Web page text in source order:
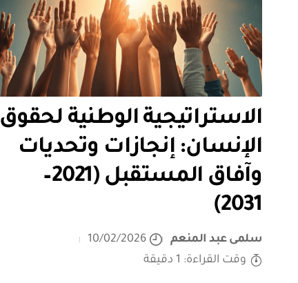
الاستراتيجية الوطنية لحقوق
الإنسان: إنجازات وتحديات
وآفاق المستقبل (2021–
2031)
سلمى عبد المنعم
10/02/2026
وقت القراءة: 1 دقيقة